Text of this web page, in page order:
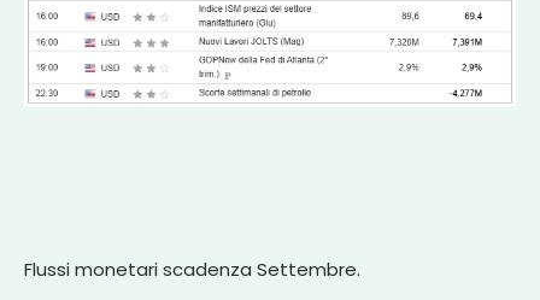
Flussi monetari scadenza Settembre.